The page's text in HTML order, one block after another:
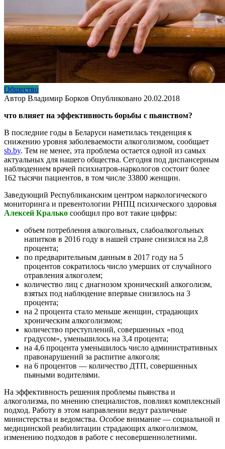
Общество
Автор Владимир Борков Опубликовано 20.02.2018
что влияет на эффективность борьбы с пьянством?
В последние годы в Беларуси наметилась тенденция к
снижению уровня заболеваемости алкоголизмом, сообщает
sb.by. Тем не менее, эта проблема остается одной из самых
актуальных для нашего общества. Сегодня под диспансерным
наблюдением врачей психиатров-наркологов состоит более
162 тысячи пациентов, в том числе 33800 женщин.
Заведующий Республиканским центром наркологического
мониторинга и превентологии РНПЦ психического здоровья
Алексей Кралько сообщил про вот такие цифры:
объем потребления алкогольных, слабоалкогольных
напитков в 2016 году в нашей стране снизился на 2,8
процента;
по предварительным данным в 2017 году на 5
процентов сократилось число умерших от случайного
отравления алкоголем;
количество лиц с диагнозом хронический алкоголизм,
взятых под наблюдение впервые снизилось на 3
процента;
на 2 процента стало меньше женщин, страдающих
хроническим алкоголизмом;
количество преступлений, совершенных «под
градусом», уменьшилось на 3,4 процента;
на 4,6 процента уменьшилось число административных
правонарушений за распитие алкоголя;
на 6 процентов — количество ДТП, совершенных
пьяными водителями.
На эффективность решения проблемы пьянства и
алкоголизма, по мнению специалистов, повлиял комплексный
подход. Работу в этом направлении ведут различные
министерства и ведомства. Особое внимание — социальной и
медицинской реабилитации страдающих алкоголизмом,
изменению подходов в работе с несовершеннолетними.